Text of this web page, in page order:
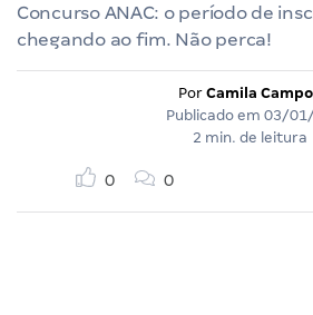
Concurso ANAC: o período de
chegando ao fim. Não perca!
Por Camila
Publicado em 03/
2 min. de leitura
0 0